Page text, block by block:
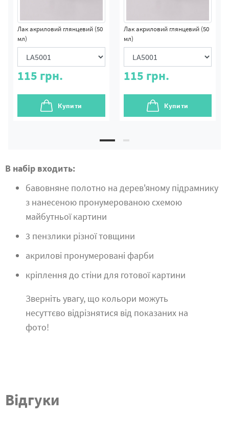
Лак акриловий глянцевий (50
мл)
115 грн.
Купити
Лак акриловий глянцевий (50
мл)
115 грн.
Купити
В набір входить:
бавовняне полотно на дерев'яному підрамнику
з нанесеною пронумерованою схемою
майбутньої картини
3 пензлики різної товщини
акрилові пронумеровані фарби
кріплення до стіни для готової картини
Зверніть увагу, що кольори можуть
несуттєво відрізнятися від показаних на
фото!
Відгуки